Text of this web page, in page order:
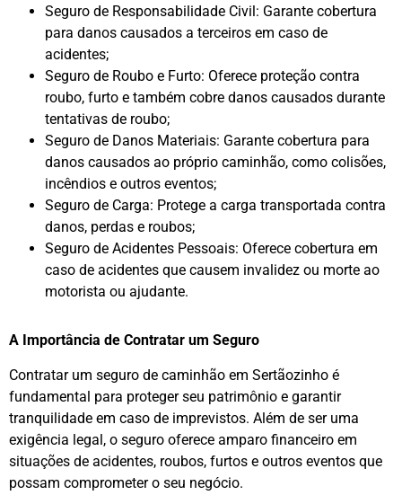
Seguro de Responsabilidade Civil: Garante cobertura
para danos causados a terceiros em caso de
acidentes;
Seguro de Roubo e Furto: Oferece proteção contra
roubo, furto e também cobre danos causados durante
tentativas de roubo;
Seguro de Danos Materiais: Garante cobertura para
danos causados ao próprio caminhão, como colisões,
incêndios e outros eventos;
Seguro de Carga: Protege a carga transportada contra
danos, perdas e roubos;
Seguro de Acidentes Pessoais: Oferece cobertura em
caso de acidentes que causem invalidez ou morte ao
motorista ou ajudante.
A Importância de Contratar um Seguro
Contratar um seguro de caminhão em Sertãozinho é
fundamental para proteger seu patrimônio e garantir
tranquilidade em caso de imprevistos. Além de ser uma
exigência legal, o seguro oferece amparo financeiro em
situações de acidentes, roubos, furtos e outros eventos que
possam comprometer o seu negócio.